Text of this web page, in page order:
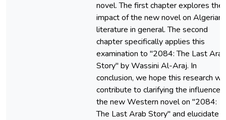
novel. The first chapter explores the
impact of the new novel on Algerian
literature in general. The second
chapter specifically applies this
examination to "2084: The Last Arab
Story" by Wassini Al-Araj. In
conclusion, we hope this research
contribute to clarifying the influence
the new Western novel on "2084:
The Last Arab Story" and elucidate